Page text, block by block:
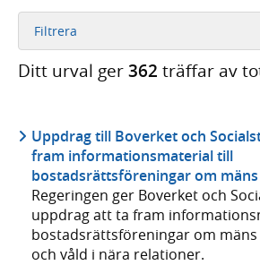
Filtrera
Ditt urval ger362 träffar av
Uppdrag till Boverket och
fram informationsmaterial till
bostadsrättsföreningar om
Regeringen ger Boverket och
uppdrag att ta fram
bostadsrättsföreningar om
och våld i nära relationer.